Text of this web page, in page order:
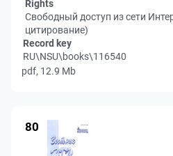
Rights
Свободный доступ из сети
цитирование)
Record key
RU\NSU\books\116540
pdf, 12.9 Mb
80